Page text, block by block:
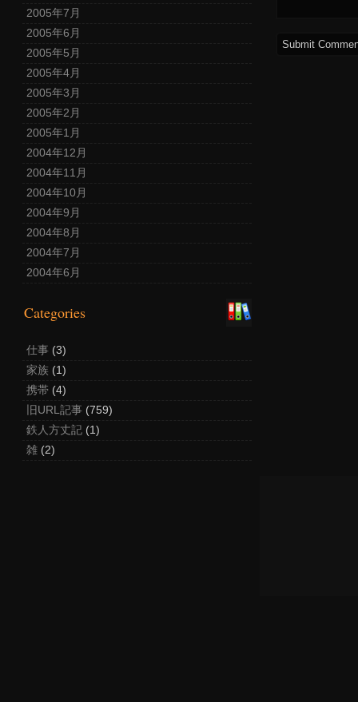
2005年7月
2005年6月
2005年5月
2005年4月
2005年3月
2005年2月
2005年1月
2004年12月
2004年11月
2004年10月
2004年9月
2004年8月
2004年7月
2004年6月
Categories
仕事 (3)
家族 (1)
携帯 (4)
旧URL記事 (759)
鉄人方丈記 (1)
雑 (2)